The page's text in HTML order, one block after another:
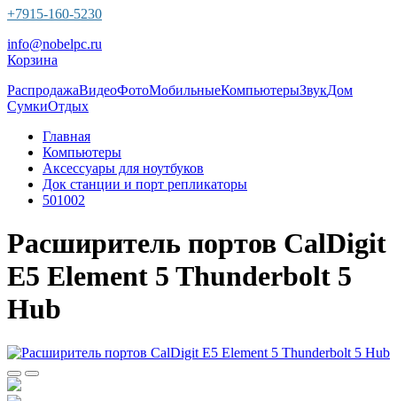
+7915-160-5230
info@nobelpc.ru
Корзина
РаспродажаВидеоФотоМобильныеКомпьютерыЗвукДом
СумкиОтдых
Главная
Компьютеры
Аксессуары для ноутбуков
Док станции и порт репликаторы
501002
Расширитель портов CalDigit
E5 Element 5 Thunderbolt 5
Hub